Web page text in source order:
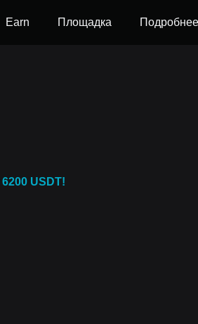
Earn Площадка Подробнее
6200 USDT!